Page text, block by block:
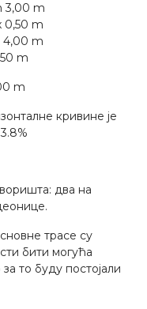
3,00 m
0,50 m
4,00 m
m
m
кривине је
два на
трасе су
бити могућа
то буду постојали